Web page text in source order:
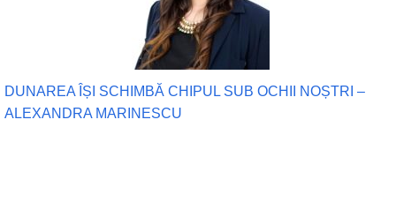
DUNAREA ÎȘI SCHIMBĂ CHIPUL SUB OCHII NOȘTRI –
ALEXANDRA MARINESCU